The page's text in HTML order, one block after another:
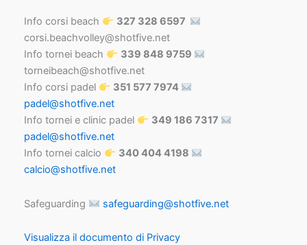
Info corsi beach
327 328 6597
corsi.beachvolley@shotfive.net
Info tornei beach
339 848 9759
torneibeach@shotfive.net
Info corsi padel
351 577 7974
padel@shotfive.net
Info tornei e clinic padel
349 186 7317
padel@shotfive.net
Info tornei calcio
340 404 4198
calcio@shotfive.net
Safeguarding safeguarding@shotfive.net
Visualizza il documento di Privacy